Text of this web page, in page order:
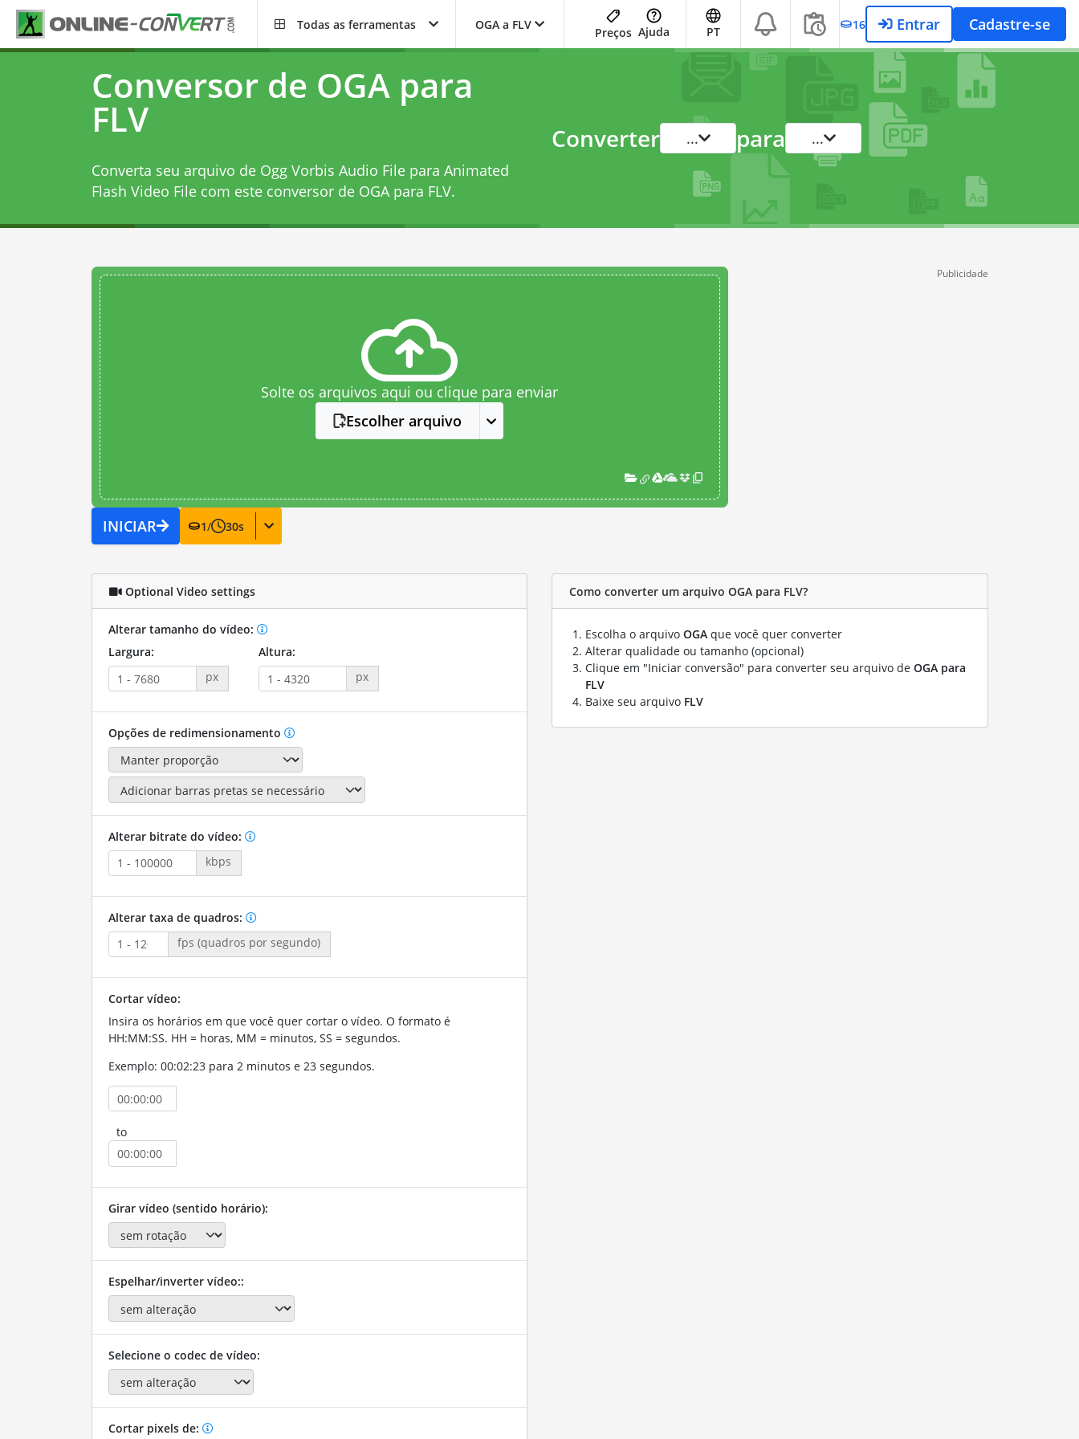
Todas as ferramentas OGA a FLV
Preços Ajuda PT 16 Entrar Cadastre-se
Conversor de OGA para
FLV
Converta seu arquivo de Ogg Vorbis Audio File para Animated
Flash Video File com este conversor de OGA para FLV.
Converter ... para ...
Solte os arquivos aqui ou clique para enviar
Escolher arquivo
INICIAR 1/ 30s
Publicidade
Optional Video settings
Alterar tamanho do vídeo:
Largura:
px
Altura:
px
Opções de redimensionamento
Alterar bitrate do vídeo:
kbps
Alterar taxa de quadros:
fps (quadros por segundo)
Cortar vídeo:
Insira os horários em que você quer cortar o vídeo. O formato é
HH:MM:SS. HH = horas, MM = minutos, SS = segundos.
Exemplo: 00:02:23 para 2 minutos e 23 segundos.
to
Girar vídeo (sentido horário):
Espelhar/inverter vídeo::
Selecione o codec de vídeo:
Cortar pixels de:
Como converter um arquivo OGA para FLV?
Escolha o arquivo OGA que você quer converter
Alterar qualidade ou tamanho (opcional)
Clique em "Iniciar conversão" para converter seu arquivo de OGA para
FLV
Baixe seu arquivo FLV